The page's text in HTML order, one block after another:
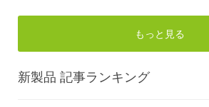
もっと見る
新製品 記事ランキング